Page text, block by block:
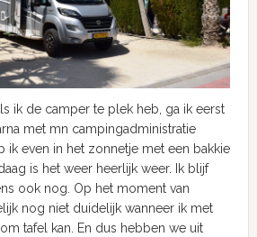
ik de camper te plek heb, ga ik eerst
met mn campingadministratie
ik even in het zonnetje met een bakkie
is het weer heerlijk weer. Ik blijf
ook nog. Op het moment van
nog niet duidelijk wanneer ik met
tafel kan. En dus hebben we uit